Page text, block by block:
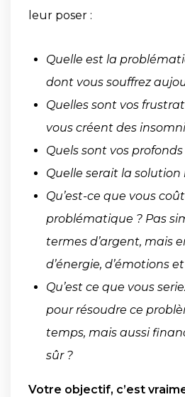
leur poser :
Quelle est la
dont vous souffrez
Quelles sont vos
vous créent des
Quels sont vos profonds
Quelle serait la solution
Qu’est-ce que vous
problématique ? Pas
termes d’argent, mais
d’énergie, d’émotions
Qu’est ce que vous
pour résoudre ce
temps, mais aussi
sûr ?
Votre objectif, c’est